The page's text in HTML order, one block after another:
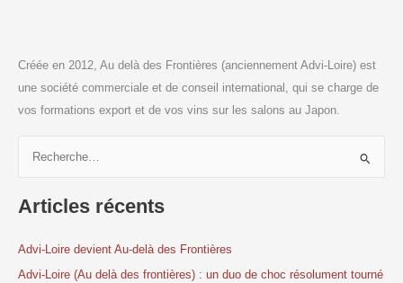
Créée en 2012, Au delà des Frontières (anciennement Advi-Loire) est
une société commerciale et de conseil international, qui se charge de
vos formations export et de vos vins sur les salons au Japon.
c
e
r
Articles récents
Advi-Loire devient Au-delà des Frontières
Advi-Loire (Au delà des frontières) : un duo de choc résolument tourné